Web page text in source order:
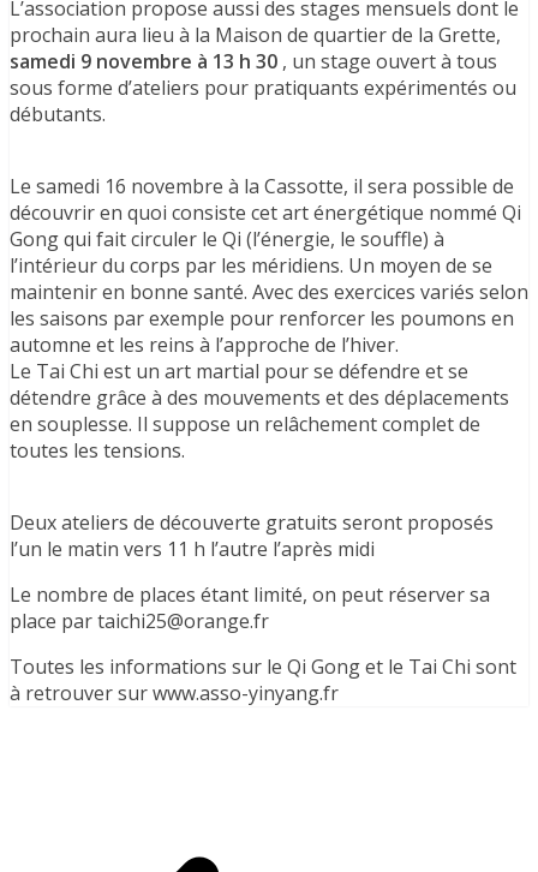
L’association propose aussi des stages mensuels dont le
prochain aura lieu à la Maison de quartier de la Grette,
samedi 9 novembre à 13 h 30 , un stage ouvert à tous
sous forme d’ateliers pour pratiquants expérimentés ou
débutants.
Le samedi 16 novembre à la Cassotte, il sera possible de
découvrir en quoi consiste cet art énergétique nommé Qi
Gong qui fait circuler le Qi (l’énergie, le souffle) à
l’intérieur du corps par les méridiens. Un moyen de se
maintenir en bonne santé. Avec des exercices variés selon
les saisons par exemple pour renforcer les poumons en
automne et les reins à l’approche de l’hiver.
Le Tai Chi est un art martial pour se défendre et se
détendre grâce à des mouvements et des déplacements
en souplesse. Il suppose un relâchement complet de
toutes les tensions.
Deux ateliers de découverte gratuits seront proposés
l’un le matin vers 11 h l’autre l’après midi
Le nombre de places étant limité, on peut réserver sa
place par taichi25@orange.fr
Toutes les informations sur le Qi Gong et le Tai Chi sont
à retrouver sur www.asso-yinyang.fr